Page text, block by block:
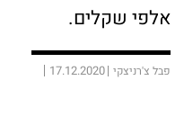
אלפי שקלים.
פבל צ'רניצקי 17.12.2020